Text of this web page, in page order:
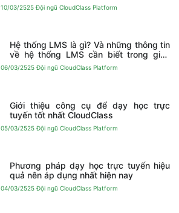
10/03/2525 Đội ngũ CloudClass Platform
Hệ thống LMS là gì? Và những thông tin
về hệ thống LMS cần biết trong giáo
dục
06/03/2525 Đội ngũ CloudClass Platform
Giới thiệu công cụ để dạy học trực
tuyến tốt nhất CloudClass
05/03/2525 Đội ngũ CloudClass Platform
Phương pháp dạy học trực tuyến hiệu
quả nên áp dụng nhất hiện nay
04/03/2525 Đội ngũ CloudClass Platform